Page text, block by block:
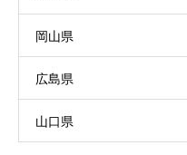
岡山県
広島県
山口県